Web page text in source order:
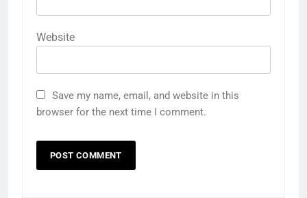
Website
Save my name, email, and website in this
browser for the next time I comment.